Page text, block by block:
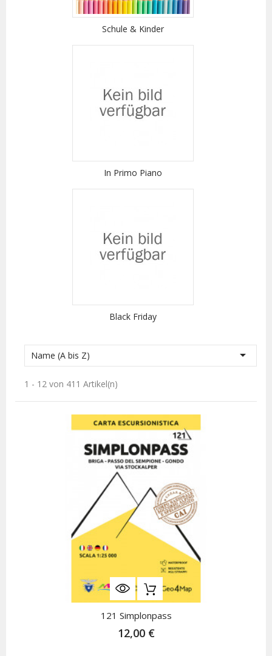
Schule & Kinder
In Primo Piano
Black Friday
Name (A bis Z) 
1 - 12 von 411 Artikel(n)
121 Simplonpass
12,00 €